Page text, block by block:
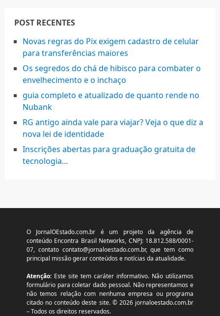
POST RECENTES
Novas regras do Pix exigem cadastro de celular
para transferências maiores
Os segredos do chá de hibisco para combater o
envelhecimento e o inchaço
guia completo e atualizado de quanto rende no
Nubank
RG antigo ainda vale para viajar? Veja o que diz a
nova lei de identidade
Inscrições abertas para graduação gratuita de
tecnologia…
O JornalOEstado.com.br é um projeto da agência de
conteúdo Encontra Brasil Networks, CNPJ: 18.812.588/0001-
07, contato contato@jornaloestado.com.br, que tem como
principal missão gerar conteúdos e notícias da atualidade.
Atenção:Este site tem caráter informativo. Não utilizamos
formulário para coletar dado pessoal. Não representamos e
não temos relação com nenhuma empresa ou programa
citado no conteúdo deste site. © 2026 jornaloestado.com.br
– Todos os direitos reservados.